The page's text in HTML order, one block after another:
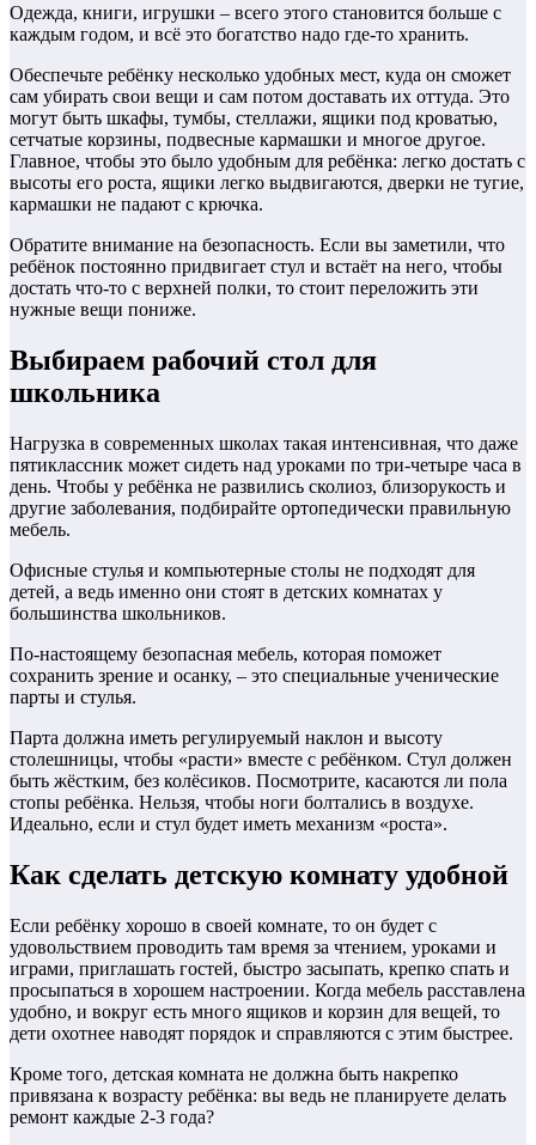
Одежда, книги, игрушки – всего этого становится больше с
каждым годом, и всё это богатство надо где-то хранить.
Обеспечьте ребёнку несколько удобных мест, куда он сможет
сам убирать свои вещи и сам потом доставать их оттуда. Это
могут быть шкафы, тумбы, стеллажи, ящики под кроватью,
сетчатые корзины, подвесные кармашки и многое другое.
Главное, чтобы это было удобным для ребёнка: легко достать с
высоты его роста, ящики легко выдвигаются, дверки не тугие,
кармашки не падают с крючка.
Обратите внимание на безопасность. Если вы заметили, что
ребёнок постоянно придвигает стул и встаёт на него, чтобы
достать что-то с верхней полки, то стоит переложить эти
нужные вещи пониже.
Выбираем рабочий стол для
школьника
Нагрузка в современных школах такая интенсивная, что даже
пятиклассник может сидеть над уроками по три-четыре часа в
день. Чтобы у ребёнка не развились сколиоз, близорукость и
другие заболевания, подбирайте ортопедически правильную
мебель.
Офисные стулья и компьютерные столы не подходят для
детей, а ведь именно они стоят в детских комнатах у
большинства школьников.
По-настоящему безопасная мебель, которая поможет
сохранить зрение и осанку, – это специальные ученические
парты и стулья.
Парта должна иметь регулируемый наклон и высоту
столешницы, чтобы «расти» вместе с ребёнком. Стул должен
быть жёстким, без колёсиков. Посмотрите, касаются ли пола
стопы ребёнка. Нельзя, чтобы ноги болтались в воздухе.
Идеально, если и стул будет иметь механизм «роста».
Как сделать детскую комнату удобной
Если ребёнку хорошо в своей комнате, то он будет с
удовольствием проводить там время за чтением, уроками и
играми, приглашать гостей, быстро засыпать, крепко спать и
просыпаться в хорошем настроении. Когда мебель расставлена
удобно, и вокруг есть много ящиков и корзин для вещей, то
дети охотнее наводят порядок и справляются с этим быстрее.
Кроме того, детская комната не должна быть накрепко
привязана к возрасту ребёнка: вы ведь не планируете делать
ремонт каждые 2-3 года?